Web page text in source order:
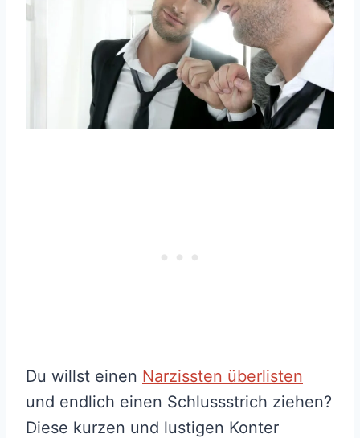
Du willst einen Narzissten überlisten
und endlich einen Schlussstrich ziehen?
Diese kurzen und lustigen Konter